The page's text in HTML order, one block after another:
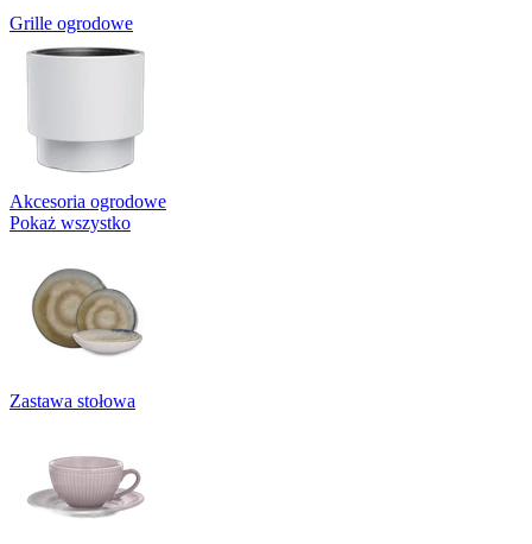
Grille ogrodowe
Akcesoria ogrodowe
Pokaż wszystko
Zastawa stołowa